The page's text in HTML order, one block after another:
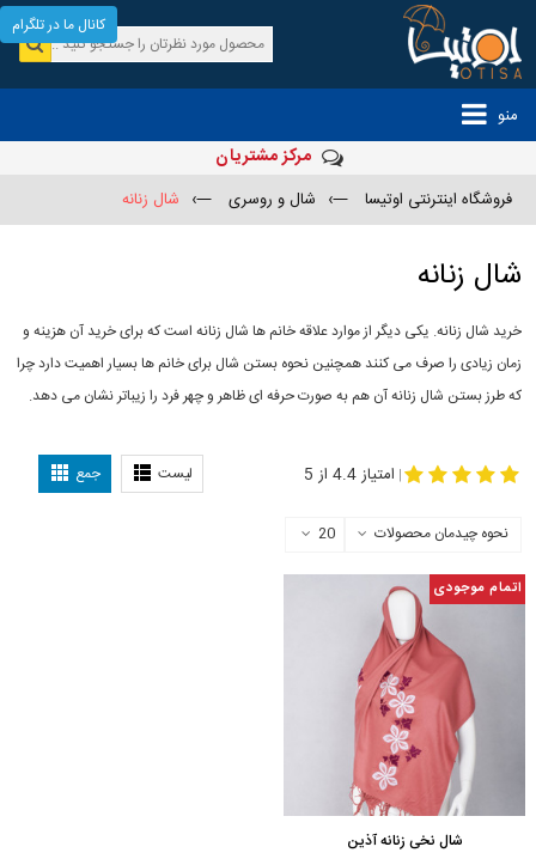
منو
مرکز مشتریان
فروشگاه اینترنتی اوتیسا —› شال و روسری —› شال زنانه
شال زنانه
خرید شال زنانه. یکی دیگر از موارد علاقه خانم ها شال زنانه است که برای خرید آن هزینه و
زمان زیادی را صرف می کنند همچنین نحوه بستن شال برای خانم ها بسیار اهمیت دارد چرا
که طرز بستن شال زنانه آن هم به صورت حرفه ای ظاهر و چهر فرد را زیباتر نشان می دهد.
لیست جمع | امتیاز 4.4 از 5
نحوه چیدمان محصولات 20
اتمام موجودی
شال نخی زنانه آذین
کانال ما در تلگرام